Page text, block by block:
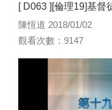
[ D063 ][倫理19]基督
陳恆道 2018/01/02
觀看次數：9147